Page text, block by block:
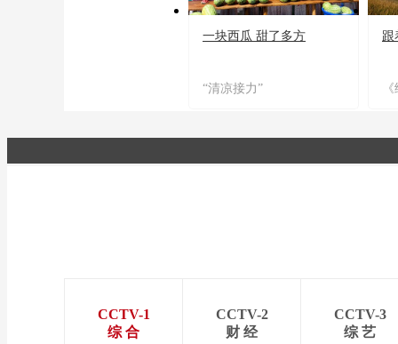
一块西瓜 甜了多方
“清凉接力”
跟
CCTV-1
综 合
CCTV-2
财 经
CCTV-3
综 艺